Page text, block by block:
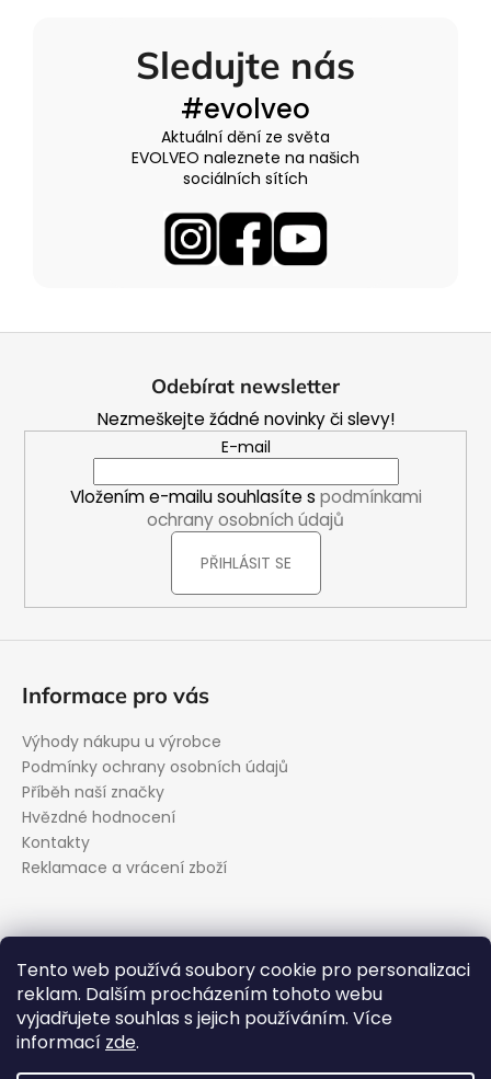
Tento web používá soubory cookie pro personalizaci
reklam. Dalším procházením tohoto webu
vyjadřujete souhlas s jejich používáním. Více
informací zde.
Sledujte nás
#evolveo
Aktuální dění ze světa
EVOLVEO naleznete na našich
sociálních sítích
Odebírat newsletter
Nezmeškejte žádné novinky či slevy!
E-mail
Vložením e-mailu souhlasíte s podmínkami
ochrany osobních údajů
PŘIHLÁSIT SE
Informace pro vás
Výhody nákupu u výrobce
Podmínky ochrany osobních údajů
Příběh naší značky
Hvězdné hodnocení
Kontakty
Reklamace a vrácení zboží
podpora@evolveo.cz
Facebook
evolveo_cz
YouTube